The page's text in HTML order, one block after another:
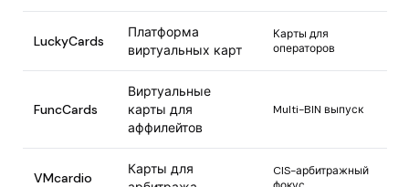
LuckyCards
Платформа
виртуальных карт
Карты для
операторов
FuncCards
Виртуальные
карты для
аффилейтов
Multi-BIN выпуск
VMcardio
Карты для
CIS-арбитражный